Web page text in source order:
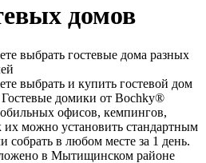
домов
выбрать гостевые дома разных
выбрать и купить гостевой дом
домики от Bochky®
офисов, кемпингов,
их можно установить стандартным
собрать в любом месте за 1 день.
в Мытищинском районе